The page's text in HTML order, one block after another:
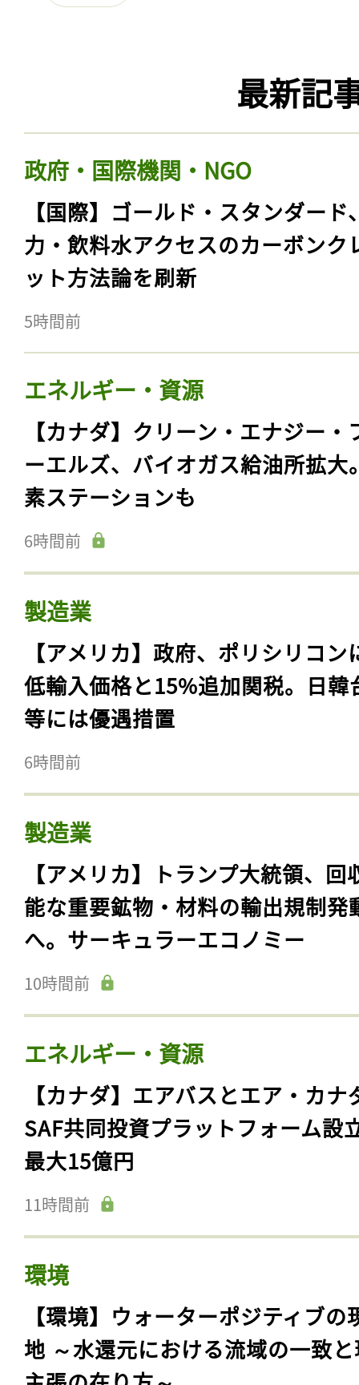
最新記
政府・国際機関・NGO
【国際】ゴールド・スタンダード
力・飲料水アクセスのカーボンク
ット方法論を刷新
5時間前
エネルギー・資源
【カナダ】クリーン・エナジー・
ーエルズ、バイオガス給油所拡大
素ステーションも
6時間前
製造業
【アメリカ】政府、ポリシリコン
低輸入価格と15%追加関税。日韓
等には優遇措置
6時間前
製造業
【アメリカ】トランプ大統領、回
能な重要鉱物・材料の輸出規制発
へ。サーキュラーエコノミー
10時間前
エネルギー・資源
【カナダ】エアバスとエア・カナ
SAF共同投資プラットフォーム設
最大15億円
11時間前
環境
【環境】ウォーターポジティブの
地 ～水還元における流域の一致